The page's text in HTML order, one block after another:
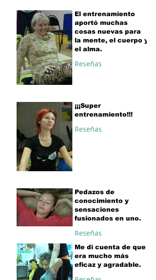
El entrenamiento
aportó muchas
cosas nuevas para
la mente, el cuerpo y
el alma.
Reseñas
¡¡¡Super
entrenamiento!!!
Reseñas
Pedazos de
conocimiento y
sensaciones
fusionados en uno.
Reseñas
Me di cuenta de que
era mucho más
eficaz y agradable.